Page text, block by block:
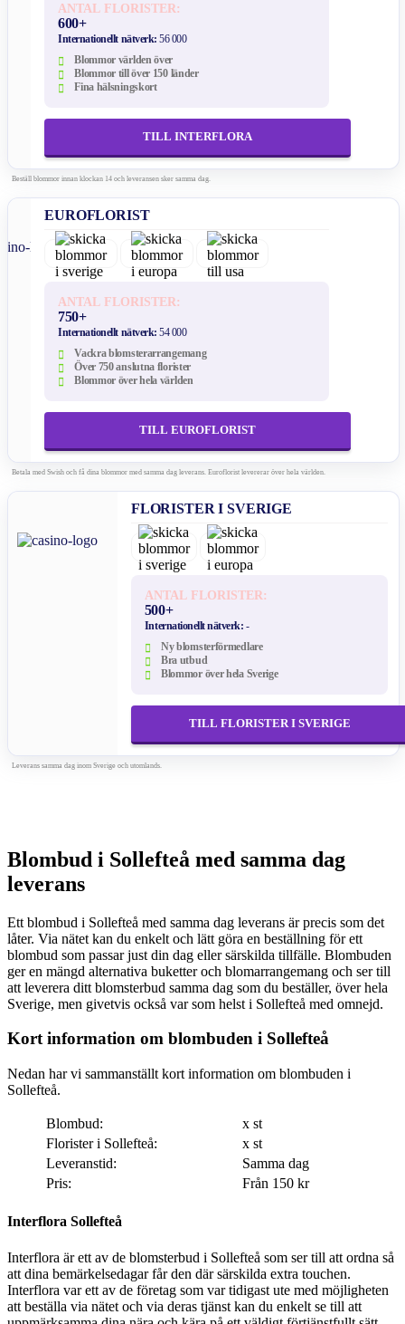
ANTAL FLORISTER:
600+
Internationellt nätverk:56 000
Blommor världen över
Blommor till över 150 länder
Fina hälsningskort
TILL INTERFLORA
Beställ blommor innan klockan 14 och leveransen sker samma dag.
EUROFLORIST
ANTAL FLORISTER:
750+
Internationellt nätverk:54 000
Vackra blomsterarrangemang
Över 750 anslutna florister
Blommor över hela världen
TILL EUROFLORIST
Betala med Swish och få dina blommor med samma dag leverans. Euroflorist levererar över hela världen.
FLORISTER I SVERIGE
ANTAL FLORISTER:
500+
Internationellt nätverk: -
Ny blomsterförmedlare
Bra utbud
Blommor över hela Sverige
TILL FLORISTER I SVERIGE
Leverans samma dag inom Sverige och utomlands.
Blombud i Sollefteå med samma dag
leverans
Ett blombud i Sollefteå med samma dag leverans är precis som det
låter. Via nätet kan du enkelt och lätt göra en beställning för ett
blombud som passar just din dag eller särskilda tillfälle. Blombuden
ger en mängd alternativa buketter och blomarrangemang och ser till
att leverera ditt blomsterbud samma dag som du beställer, över hela
Sverige, men givetvis också var som helst i Sollefteå med omnejd.
Kort information om blombuden i Sollefteå
Nedan har vi sammanställt kort information om blombuden i
Sollefteå.
Blombud:
x st
Florister i Sollefteå:
x st
Leveranstid:
Samma dag
Pris:
Från 150 kr
Interflora Sollefteå
Interflora är ett av de blomsterbud i Sollefteå som ser till att ordna så
att dina bemärkelsedagar får den där särskilda extra touchen.
Interflora var ett av de företag som var tidigast ute med möjligheten
att beställa via nätet och via deras tjänst kan du enkelt se till att